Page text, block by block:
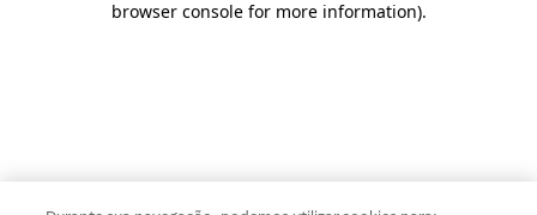
browser console for more information).